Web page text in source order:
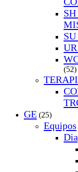
(52)
GE (25)
Equipos